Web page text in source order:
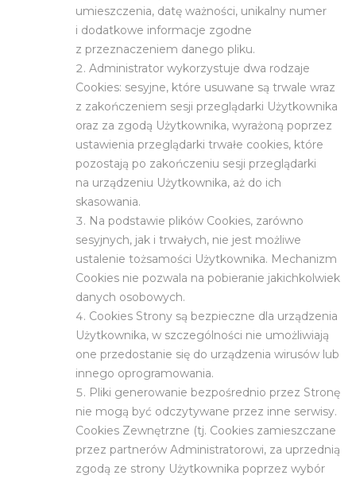
umieszczenia, datę ważności, unikalny numer
i dodatkowe informacje zgodne
z przeznaczeniem danego pliku.
Administrator wykorzystuje dwa rodzaje
Cookies: sesyjne, które usuwane są trwale wraz
z zakończeniem sesji przeglądarki Użytkownika
oraz za zgodą Użytkownika, wyrażoną poprzez
ustawienia przeglądarki trwałe cookies, które
pozostają po zakończeniu sesji przeglądarki
na urządzeniu Użytkownika, aż do ich
skasowania.
Na podstawie plików Cookies, zarówno
sesyjnych, jak i trwałych, nie jest możliwe
ustalenie tożsamości Użytkownika. Mechanizm
Cookies nie pozwala na pobieranie jakichkolwiek
danych osobowych.
Cookies Strony są bezpieczne dla urządzenia
Użytkownika, w szczególności nie umożliwiają
one przedostanie się do urządzenia wirusów lub
innego oprogramowania.
Pliki generowanie bezpośrednio przez Stronę
nie mogą być odczytywane przez inne serwisy.
Cookies Zewnętrzne (tj. Cookies zamieszczane
przez partnerów Administratorowi, za uprzednią
zgodą ze strony Użytkownika poprzez wybór